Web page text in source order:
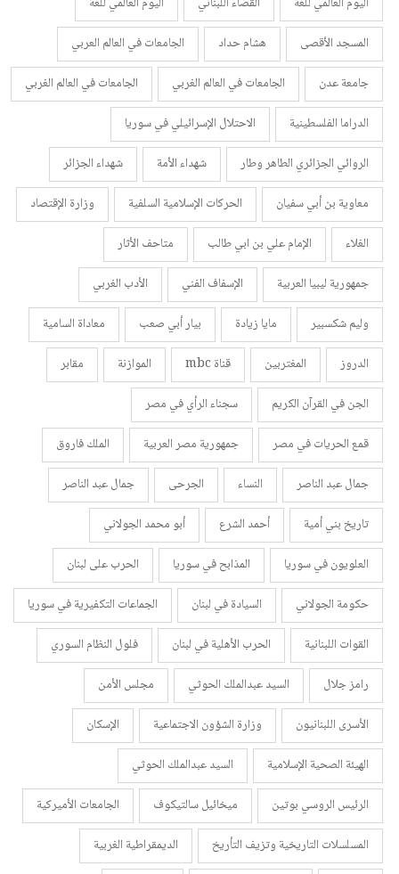
المسجد الأقصى
هشام حداد
الجامعات في العالم العربي
جامعة عدن
الجامعات في العالم الغربي
الجامعات في العالم الغربي
الدراما الفلسطينية
الاحتلال الإسرائيلي في سوريا
الروائي الجزائري الطاهر وطار
شهداء الأمة
شهداء الجزائر
معاوية بن أبي سفيان
الحركات الإسلامية السلفية
وزارة الإقتصاد
الغلاء
الإمام علي بن ابي طالب
متاحف الأثار
جمهورية ليبيا العربية
الإسفاف الفني
الأدب الغربي
وليم شكسبير
مايا زيادة بيار أبي صعب
معاداة السامية
الدروز
المغتربين قناة mbc الموازنة
مقابر
الجن في القرآن الكريم
سجناء الرأي في مصر
قمع الحريات في مصر
جمهورية مصر العربية
الملك فاروق
جمال عبد الناصر
النساء الجرحى
جمال عبد الناصر
تاريخ بني أمية
أحمد الشرع
أبو محمد الجولاني
العلويون في سوريا
المذابح في سوريا
الحرب على لبنان
حكومة الجولاني
السيادة في لبنان
الجماعات التكفيرية في سوريا
القوات اللبنانية
الحرب الأهلية في لبنان
فلول النظام السوري
رامز جلال
السيد عبدالملك الحوثي
مجلس الأمن
الأسرى اللبنانيون
وزارة الشؤون الاجتماعية
الإسكان
الهيئة الصحية الإسلامية
السيد عبدالملك الحوثي
الرئيس الروسي بوتين
ميخائيل سالتيكوف
الجامعات الأميركية
المسلسلات التاريخية وتزيف التأريخ
الديمقراطية الغربية